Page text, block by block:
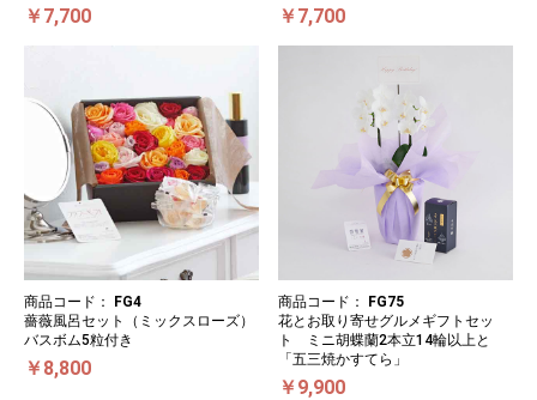
￥7,700 ￥7,700
商品コード：
FG4
薔薇風呂セット（ミックスローズ）
バスボム5粒付き
￥8,800
商品コード：
FG75
花とお取り寄せグルメギフトセッ
ト ミニ胡蝶蘭2本立14輪以上と
「五三焼かすてら」
￥9,900